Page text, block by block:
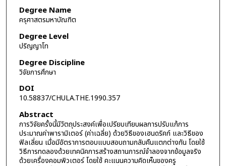
Degree Name
ครุศาสตรมหาบัณฑิต
Degree Level
ปริญญาโท
Degree Discipline
วิจัยการศึกษา
DOI
10.58837/CHULA.THE.1990.357
Abstract
การวิจัยครั้งนี้มีวัตถุประสงค์เพื่อเปรียบเทียบผลการปรับแก้การ
ประมาณค่าพารามิเตอร์ (ค่าเฉลี่ย) ด้วยวิธีของเฮนดริคก์ และวิธีของ
ฟิลเลี่ยน เมื่อมีอัตราการตอบแบบสอบถามกลับคืนแตกต่างกัน โดยใช้
วิธีการทดลองด้วยเทคนิคการสร้างสถานการณ์จำลองจากข้อมูลจริง
ด้วยเครื่องคอมพิวเตอร์ โดยใช้ คะแนนความคิดเห็นของครู